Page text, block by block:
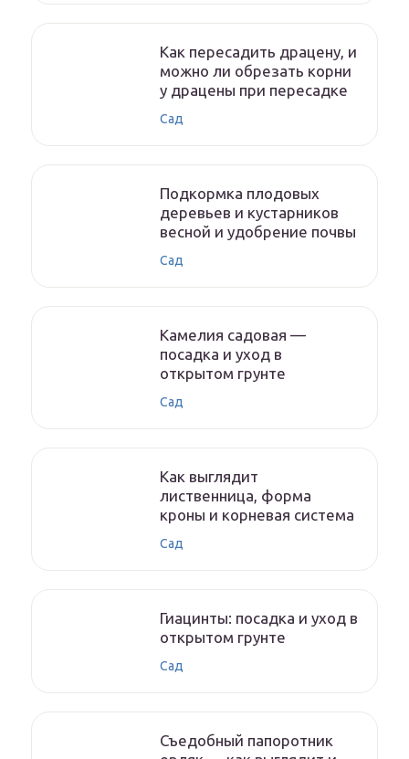
Как пересадить драцену, и
можно ли обрезать корни
у драцены при пересадке
Сад
Подкормка плодовых
деревьев и кустарников
весной и удобрение почвы
Сад
Камелия садовая —
посадка и уход в
открытом грунте
Сад
Как выглядит
лиственница, форма
кроны и корневая система
Сад
Гиацинты: посадка и уход в
открытом грунте
Сад
Съедобный папоротник